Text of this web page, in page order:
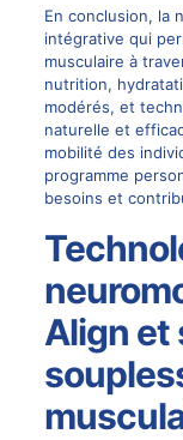
En conclusion, la
intégrative qui
musculaire à
nutrition,
modérés, et
naturelle et
mobilité des
programme
besoins et
Align et